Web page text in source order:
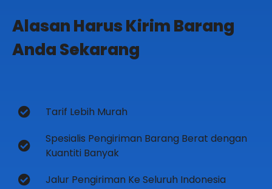
Alasan Harus Kirim Barang
Anda Sekarang
Tarif Lebih Murah
Spesialis Pengiriman Barang Berat dengan
Kuantiti Banyak
Jalur Pengiriman Ke Seluruh Indonesia